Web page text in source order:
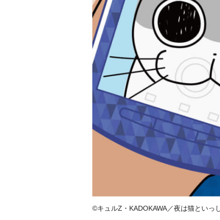
©キュルZ・KADOKAWA／夜は猫といっ